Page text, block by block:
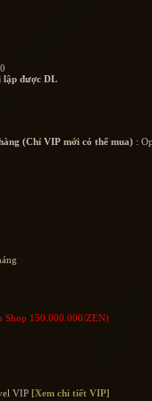
lập được DL
(Chỉ VIP mới có thể mua) :
Shop 150.000.000/ZEN)
VIP [Xem chi tiết VIP]